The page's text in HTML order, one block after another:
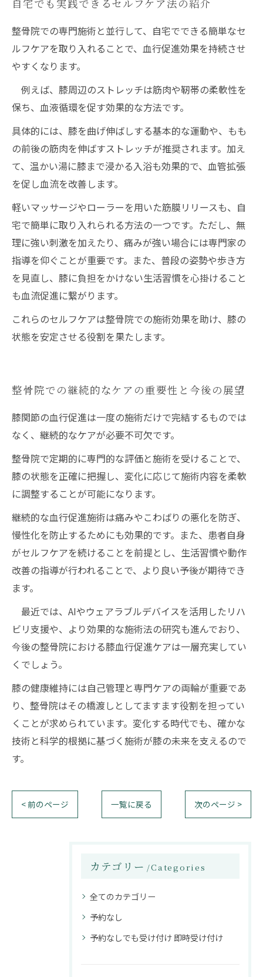
自宅でも実践できるセルフケア法の紹介
整骨院での専門施術と並行して、自宅でできる簡単なセ
ルフケアを取り入れることで、血行促進効果を持続させ
やすくなります。
例えば、膝周辺のストレッチは筋肉や靭帯の柔軟性を
保ち、血液循環を促す効果的な方法です。
具体的には、膝を曲げ伸ばしする基本的な運動や、もも
の前後の筋肉を伸ばすストレッチが推奨されます。加え
て、温かい湯に膝まで浸かる入浴も効果的で、血管拡張
を促し血流を改善します。
軽いマッサージやローラーを用いた筋膜リリースも、自
宅で簡単に取り入れられる方法の一つです。ただし、無
理に強い刺激を加えたり、痛みが強い場合には専門家の
指導を仰ぐことが重要です。また、普段の姿勢や歩き方
を見直し、膝に負担をかけない生活習慣を心掛けること
も血流促進に繋がります。
これらのセルフケアは整骨院での施術効果を助け、膝の
状態を安定させる役割を果たします。
整骨院での継続的なケアの重要性と今後の展望
膝関節の血行促進は一度の施術だけで完結するものでは
なく、継続的なケアが必要不可欠です。
整骨院で定期的に専門的な評価と施術を受けることで、
膝の状態を正確に把握し、変化に応じて施術内容を柔軟
に調整することが可能になります。
継続的な血行促進施術は痛みやこわばりの悪化を防ぎ、
慢性化を防止するためにも効果的です。また、患者自身
がセルフケアを続けることを前提とし、生活習慣や動作
改善の指導が行われることで、より良い予後が期待でき
ます。
最近では、AIやウェアラブルデバイスを活用したリハ
ビリ支援や、より効果的な施術法の研究も進んでおり、
今後の整骨院における膝血行促進ケアは一層充実してい
くでしょう。
膝の健康維持には自己管理と専門ケアの両輪が重要であ
り、整骨院はその橋渡しとしてますます役割を担ってい
くことが求められています。変化する時代でも、確かな
技術と科学的根拠に基づく施術が膝の未来を支えるので
す。
< 前のページ 一覧に戻る 次のページ >
カテゴリー Categories
全てのカテゴリー
予約なし
予約なしでも受け付け 即時受け付け